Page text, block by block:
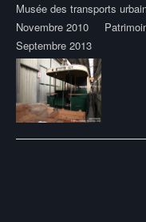
Musée des transports
Novembre 2010
Septembre 2013
Post